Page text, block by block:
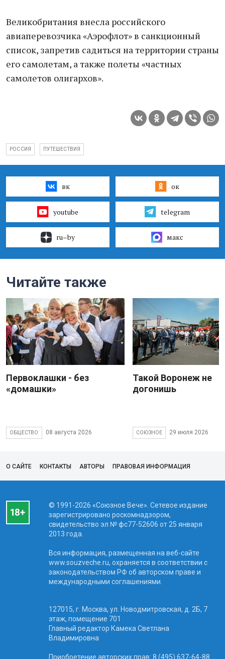
Великобритания внесла российского
авиаперевозчика «Аэрофлот» в санкционный
список, запретив садиться на территории страны
его самолетам, а также полеты «частных
самолетов олигархов».
РОССИЯ ПУТЕШЕСТВИЯ
вк ок
youtube telegram
ru–by макс
Читайте также
Первоклашки - без
«домашки»
ОБЩЕСТВО 08 августа 2026
Такой Воронеж не
догонишь
СОЮЗНОЕ 29 июля 2026
О САЙТЕ КОНТАКТЫ АВТОРЫ ПРАВОВАЯ ИНФОРМАЦИЯ
© 1991-2026 «Союзное Вече». Сетевое издание
зарегистрировано роскомнадзором,
свидетельство эл № фc77-52606 от 25 января
2013 года.
Вся информация, размещенная на веб-сайте
www.souzveche.ru, охраняется в соответствии с
законодательством РФ об авторском праве и
международными соглашениями.
127015, г. Москва, ул. Новодмитровская, д. 2Б, 7
этаж, помещение 701
Главный редактор Камека Светлана
Владимировна
Приобретение авторских прав: 8 (495) 637-64-88